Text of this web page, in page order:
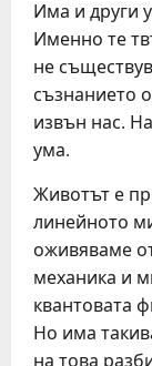
Има и други
Именно те
не
съзнанието
извън нас.
ума.
Животът е
линейното
оживяваме
механика и
квантовата
Но има
на това